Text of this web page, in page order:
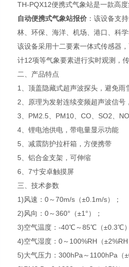
TH-PQX12便携式气象站是一款高
自动便携式气象站报价 ： 该设备支
林、环保、海洋、机场、港口、科
该设备采用十二要素一体式传感器
计12项等气象要素进行实时观测，
二、产品特点
1、顶盖隐藏式超声波探头，避免雨
2、原理为发射连续变频超声波信
3、PM2.5、PM10、CO、SO2、
4、锂电池供电，带电量显示功能
5、减震防护拉杆箱，方便携带
5、铝合金支架，可伸缩
6、7寸安卓触摸屏
三、技术参数
1)风速：0～70m/s（±0.1m/s）；
2)风向：0～360°（±1°）；
3)空气温度：-40℃～85℃（±0.3℃）
4)空气湿度：0～100%RH（±2%RH
5)大气压力：300hPa～1100hPa（